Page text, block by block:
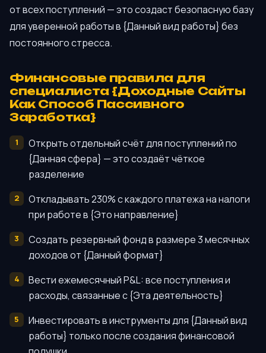
от всех поступлений — это создаст безопасную базу
для уверенной работы в {Данный вид работы} без
постоянного стресса.
Финансовые правила для
специалиста {Доходные Сайты
Как Способ Пассивного
Заработка}
Открыть отдельный счёт для поступлений по
{Данная сфера} — это создаёт чёткое
разделение
Откладывать 230% с каждого платежа на налоги
при работе в {Это направление}
Создать резервный фонд в размере 3 месячных
доходов от {Данный формат}
Вести ежемесячный P&L: все поступления и
расходы, связанные с {Эта деятельность}
Инвестировать в инструменты для {Данный вид
работы} только после создания финансовой